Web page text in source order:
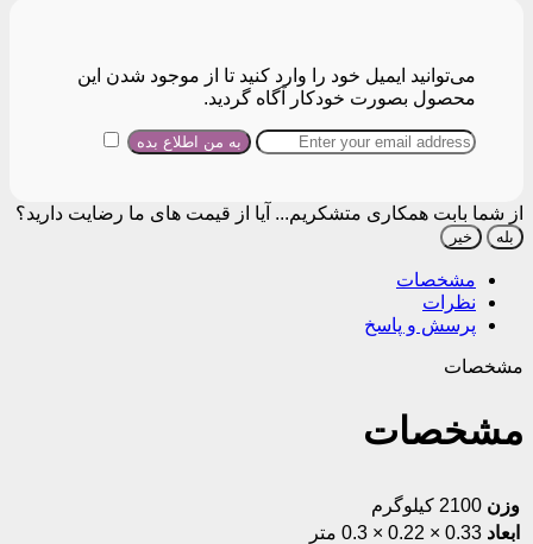
می‌توانید ایمیل خود را وارد کنید تا از موجود شدن این
محصول بصورت خودکار آگاه گردید.
از شما بابت همکاری متشکریم... آیا از قیمت های ما رضایت دارید؟
بله خیر
مشخصات
نظرات
پرسش و پاسخ
مشخصات
مشخصات
وزن 2100 کیلوگرم
ابعاد 0.33 × 0.22 × 0.3 متر